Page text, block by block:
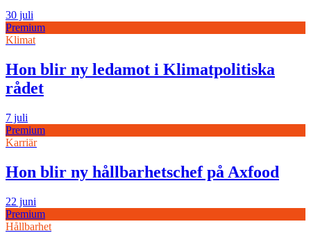
30 juli
Premium
Klimat
Hon blir ny ledamot i Klimatpolitiska
rådet
7 juli
Premium
Karriär
Hon blir ny hållbarhetschef på Axfood
22 juni
Premium
Hållbarhet